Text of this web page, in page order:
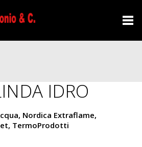
IDRO
Nordica Extraflame,
TermoProdotti